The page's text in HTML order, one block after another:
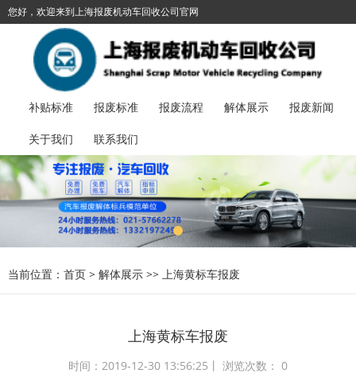
您好，欢迎来到上海报废机动车回收公司官网
报废汽车服务热线：
021-57662278
补贴标准 报废标准 报废流程 解体展示 报废新闻
关于我们 联系我们
当前位置： 首页 > 解体展示 >> 上海黄标车报废
上海黄标车报废​
时间：2019-12-30 13:56:25丨 浏览次数： 0